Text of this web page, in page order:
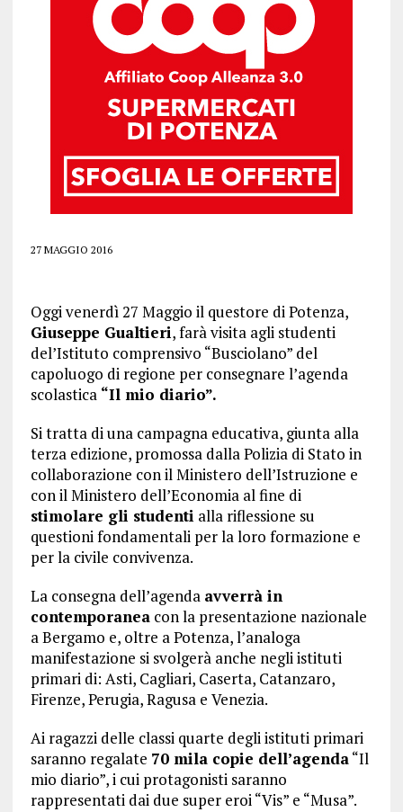
27 MAGGIO 2016
Oggi venerdì 27 Maggio il questore di Potenza,
Giuseppe Gualtieri, farà visita agli studenti
del’Istituto comprensivo “Busciolano” del
capoluogo di regione per consegnare l’agenda
scolastica“Il mio diario”.
Si tratta di una campagna educativa, giunta alla
terza edizione, promossa dalla Polizia di Stato in
collaborazione con il Ministero dell’Istruzione e
con il Ministero dell’Economia al fine di
stimolare gli studenti alla riflessione su
questioni fondamentali per la loro formazione e
per la civile convivenza.
La consegna dell’agenda avverrà in
contemporaneacon la presentazione nazionale
a Bergamo e, oltre a Potenza, l’analoga
manifestazione si svolgerà anche negli istituti
primari di: Asti, Cagliari, Caserta, Catanzaro,
Firenze, Perugia, Ragusa e Venezia.
Ai ragazzi delle classi quarte degli istituti primari
saranno regalate 70 mila copie dell’agenda“Il
mio diario”, i cui protagonisti saranno
rappresentati dai due super eroi “Vis” e “Musa”.